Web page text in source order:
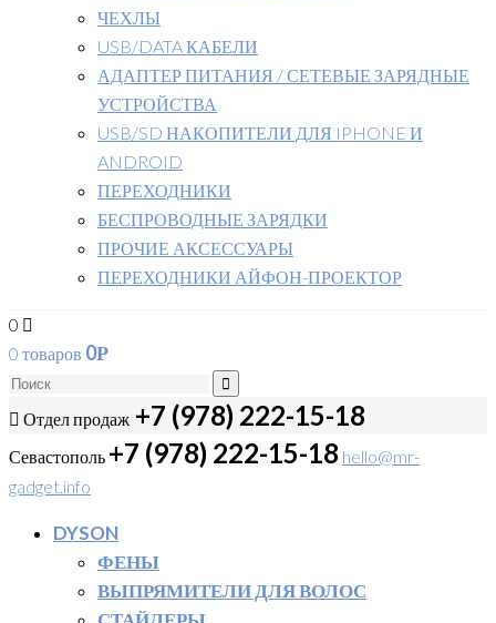
ЧЕХЛЫ
USB/DATA КАБЕЛИ
АДАПТЕР ПИТАНИЯ / СЕТЕВЫЕ ЗАРЯДНЫЕ
УСТРОЙСТВА
USB/SD НАКОПИТЕЛИ ДЛЯ IPHONE И
ANDROID
ПЕРЕХОДНИКИ
БЕСПРОВОДНЫЕ ЗАРЯДКИ
ПРОЧИЕ АКСЕССУАРЫ
ПЕРЕХОДНИКИ АЙФОН-ПРОЕКТОР
0
0 товаров 0Р
Отдел продаж +7 (978) 222-15-18
Севастополь +7 (978) 222-15-18 hello@mr-
gadget.info
DYSON
ФЕНЫ
ВЫПРЯМИТЕЛИ ДЛЯ ВОЛОС